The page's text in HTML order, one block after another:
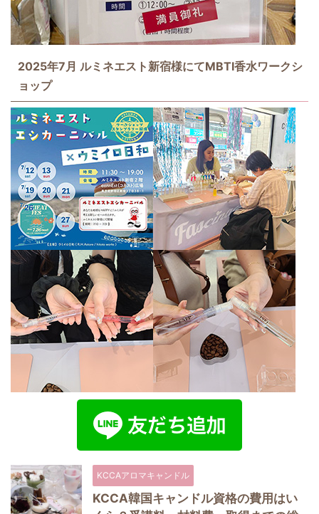
2025年7月 ルミネエスト新宿様にてMBTI香水ワークシ
ョップ
KCCAアロマキャンドル
KCCA韓国キャンドル資格の費用はい